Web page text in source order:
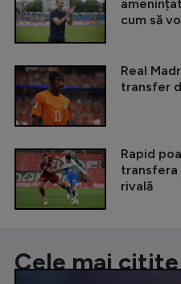
cum să
Real
transfer
Rapid
transfera
rivală
Cele mai citite